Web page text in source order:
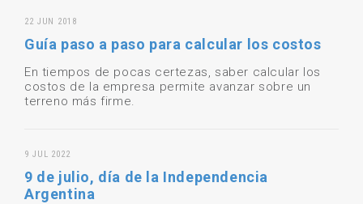
22 JUN 2018
Guía paso a paso para calcular los costos
En tiempos de pocas certezas, saber calcular los
costos de la empresa permite avanzar sobre un
terreno más firme.
9 JUL 2022
9 de julio, día de la Independencia
Argentina